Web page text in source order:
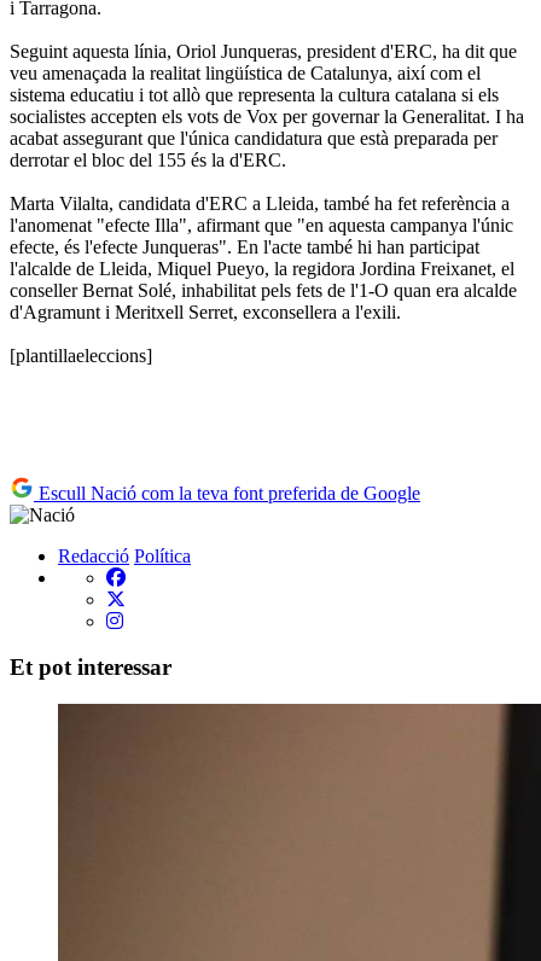
i Tarragona.
Seguint aquesta línia, Oriol Junqueras, president d'ERC, ha dit que
veu amenaçada la realitat lingüística de Catalunya, així com el
sistema educatiu i tot allò que representa la cultura catalana si els
socialistes accepten els vots de Vox per governar la Generalitat. I ha
acabat assegurant que l'única candidatura que està preparada per
derrotar el bloc del 155 és la d'ERC.
Marta Vilalta, candidata d'ERC a Lleida, també ha fet referència a
l'anomenat "efecte Illa", afirmant que "en aquesta campanya l'únic
efecte, és l'efecte Junqueras". En l'acte també hi han participat
l'alcalde de Lleida, Miquel Pueyo, la regidora Jordina Freixanet, el
conseller Bernat Solé, inhabilitat pels fets de l'1-O quan era alcalde
d'Agramunt i Meritxell Serret, exconsellera a l'exili.
[plantillaeleccions]
Escull Nació com la teva font preferida de Google
Redacció Política
Et pot interessar